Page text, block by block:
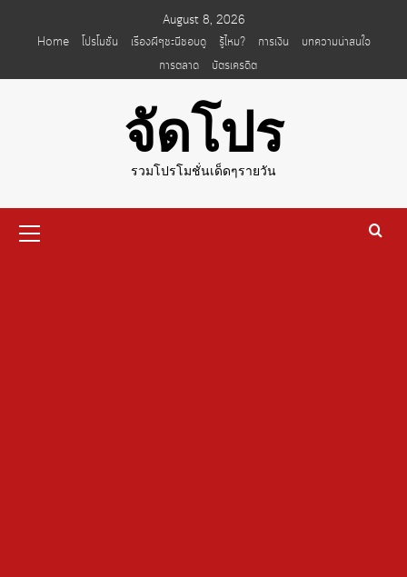
August 8, 2026
Home
โปรโมชั่น เรื่องผีๆชะนีชอบดู รู้ไหม? การเงิน
บทความน่าสนใจ
การตลาด
บัตรเครดิต
จัดโปร
รวมโปรโมชั่นเด็ดๆรายวัน
Menu